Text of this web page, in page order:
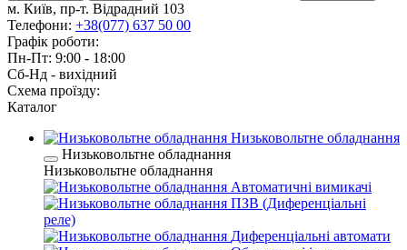
м. Київ, пр-т. Відрадний 103
Телефони: +38(077) 637 50 00
Графік роботи:
Пн-Пт: 9:00 - 18:00
Сб-Нд - вихідний
Схема проїзду:
Каталог
Низьковольтне обладнання
Низьковольтне обладнання
Низьковольтне обладнання
Автоматичні вимикачі
ПЗВ (Диференціальні
реле)
Диференціальні автомати